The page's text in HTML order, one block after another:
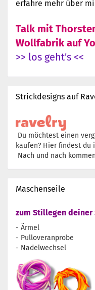
erfahre mehr über
Talk mit
Wollfabrik auf
>> los geht's <<
Strickdesigns auf
Du möchtest einen
kaufen? Hier findest du
Nach und nach
Maschenseile
zum Stillegen deiner
- Ärmel
- Pulloveranprobe
- Nadelwechsel